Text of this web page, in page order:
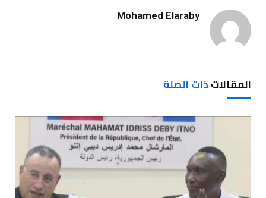
Mohamed Elaraby
المقالاتذات الصلة